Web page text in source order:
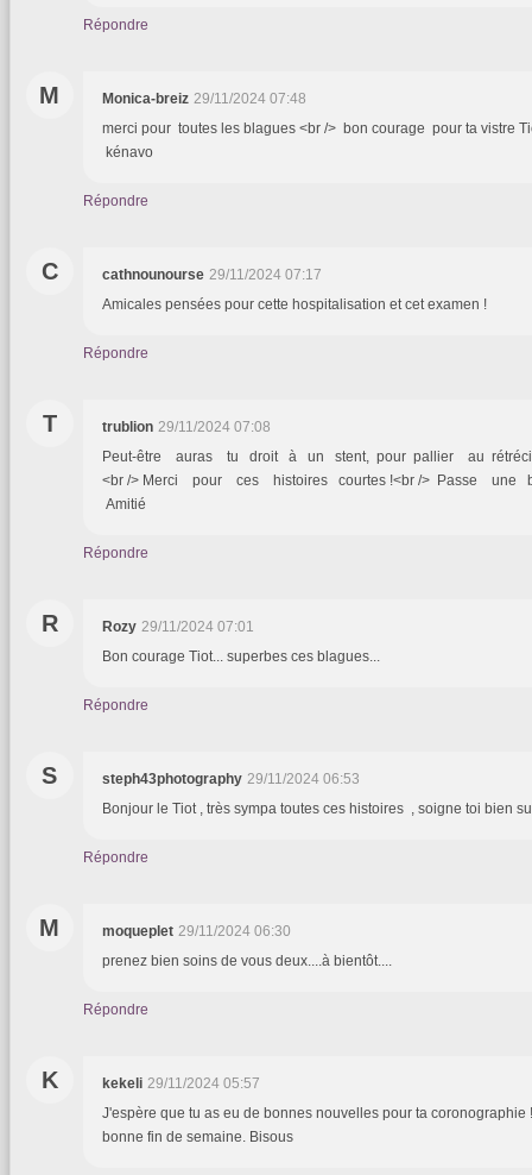
Répondre
M Monica-breiz 29/11/2024 07:48
merci pour toutes les blagues <br /> bon courage pour ta vistre
kénavo
Répondre
C cathnounourse 29/11/2024 07:17
Amicales pensées pour cette hospitalisation et cet examen !
Répondre
T trublion 29/11/2024 07:08
Peut-être auras tu droit à un stent, pour pallier au
<br /> Merci pour ces histoires courtes !<br /> Passe une
Amitié
Répondre
R Rozy 29/11/2024 07:01
Bon courage Tiot... superbes ces blagues...
Répondre
S steph43photography 29/11/2024 06:53
Bonjour le Tiot , très sympa toutes ces histoires , soigne toi bien
Répondre
M moqueplet 29/11/2024 06:30
prenez bien soins de vous deux....à bientôt....
Répondre
K kekeli 29/11/2024 05:57
J'espère que tu as eu de bonnes nouvelles pour ta coronographie
bonne fin de semaine. Bisous